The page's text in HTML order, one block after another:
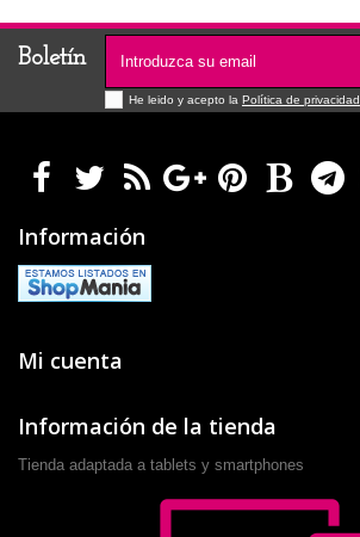
Boletín
He leido y acepto la Política de privacidad
Información
Mi cuenta
Información de la tienda
Tienda adaptada a tablets y smartphones